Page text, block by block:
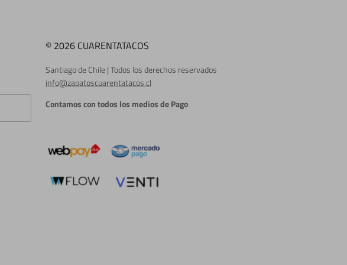
© 2026 CUARENTATACOS
Santiago de Chile | Todos los derechos reservados
info@zapatoscuarentatacos.cl
Contamos con todos los medios de Pago